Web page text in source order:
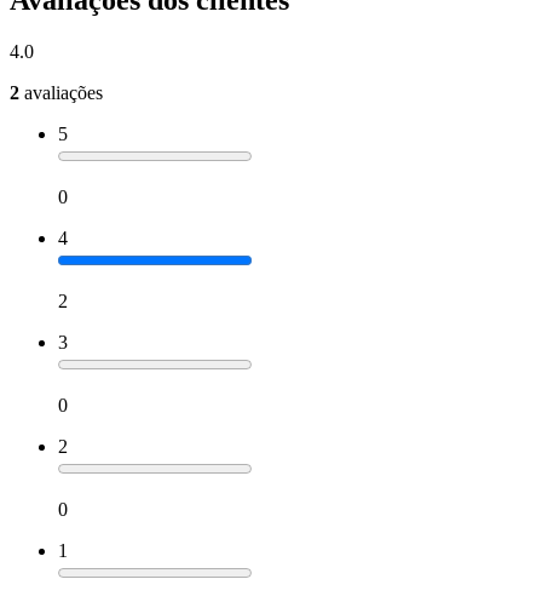
4.0
2 avaliações
5
0
4
2
3
0
2
0
1